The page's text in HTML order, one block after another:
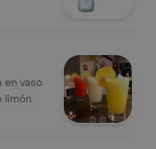
en vaso
limón.